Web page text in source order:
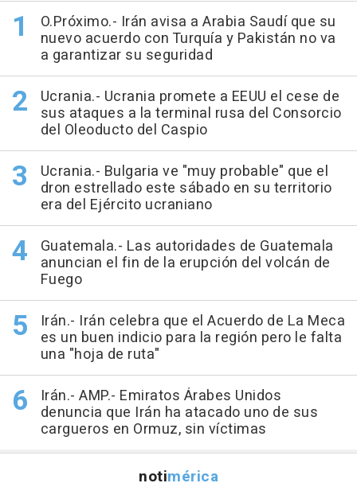
O.Próximo.- Irán avisa a Arabia Saudí que su
nuevo acuerdo con Turquía y Pakistán no va
a garantizar su seguridad
Ucrania.- Ucrania promete a EEUU el cese de
sus ataques a la terminal rusa del Consorcio
del Oleoducto del Caspio
Ucrania.- Bulgaria ve "muy probable" que el
dron estrellado este sábado en su territorio
era del Ejército ucraniano
Guatemala.- Las autoridades de Guatemala
anuncian el fin de la erupción del volcán de
Fuego
Irán.- Irán celebra que el Acuerdo de La Meca
es un buen indicio para la región pero le falta
una "hoja de ruta"
Irán.- AMP.- Emiratos Árabes Unidos
denuncia que Irán ha atacado uno de sus
cargueros en Ormuz, sin víctimas
notimérica